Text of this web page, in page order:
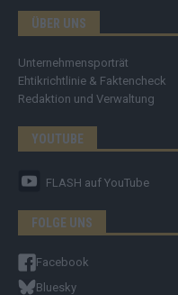
ÜBER UNS
Unternehmensporträt
Ehtikrichtlinie & Faktencheck
Redaktion und Verwaltung
YOUTUBE
FLASH auf YouTube
FOLGE UNS
Facebook
Bluesky